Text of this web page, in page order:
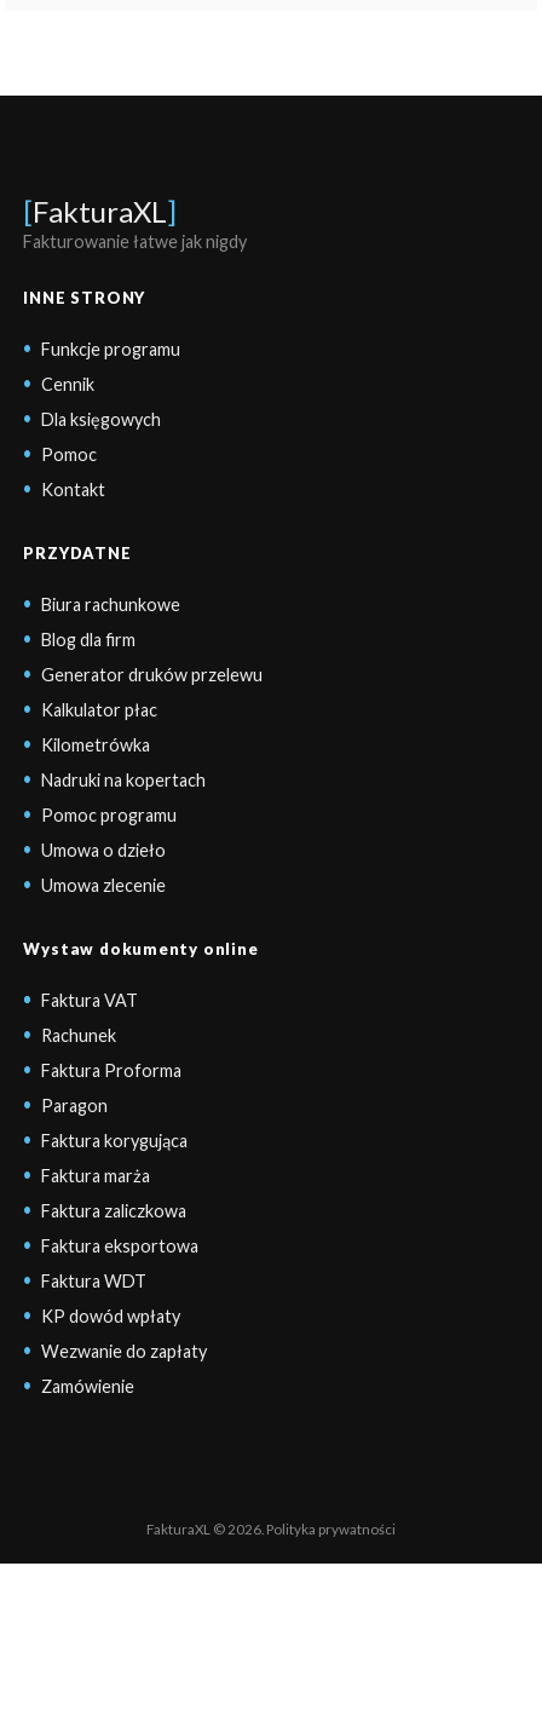
[FakturaXL ]
Fakturowanie łatwe jak nigdy
INNE STRONY
Funkcje programu
Cennik
Dla księgowych
Pomoc
Kontakt
PRZYDATNE
Biura rachunkowe
Blog dla firm
Generator druków przelewu
Kalkulator płac
Kilometrówka
Nadruki na kopertach
Pomoc programu
Umowa o dzieło
Umowa zlecenie
Wystaw dokumenty online
Faktura VAT
Rachunek
Faktura Proforma
Paragon
Faktura korygująca
Faktura marża
Faktura zaliczkowa
Faktura eksportowa
Faktura WDT
KP dowód wpłaty
Wezwanie do zapłaty
Zamówienie
FakturaXL © 2026. Polityka prywatności